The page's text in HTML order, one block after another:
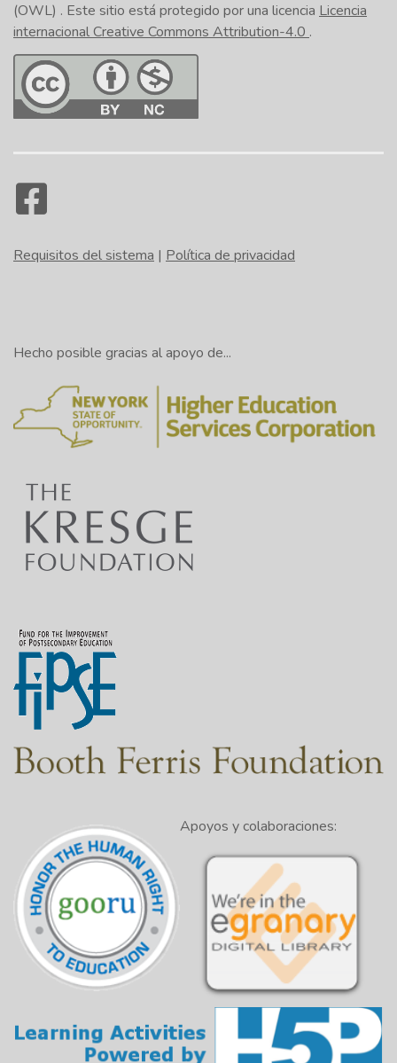
(OWL) . Este sitio está protegido por una licencia Licencia
internacional Creative Commons Attribution-4.0 .
Requisitos del sistema | Política de privacidad
Hecho posible gracias al apoyo de...
Apoyos y colaboraciones: